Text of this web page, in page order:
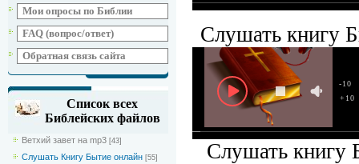
Мои опросы по Библии
FAQ (вопрос/ответ)
Обратная связь сайта
Список всех
Библейских файлов
Ветхий завет на mp3 [43]
Слушать Книгу Бытие онлайн [55]
Слушать книгу
+10
-10
Слушать книгу